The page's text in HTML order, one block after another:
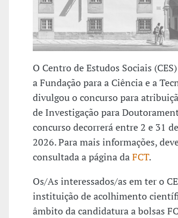
O Centro de Estudos Sociais
a Fundação para a Ciência e a
divulgou o concurso para
de Investigação para
concurso decorrerá entre 2 e 31
2026. Para mais informações,
consultada a página daFCT.
Os/As interessados/as em ter o
instituição de acolhimento
âmbito da candidatura a bolsas